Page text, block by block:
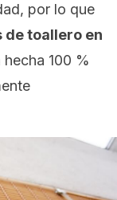
por lo que
de toallero en
hecha 100 %